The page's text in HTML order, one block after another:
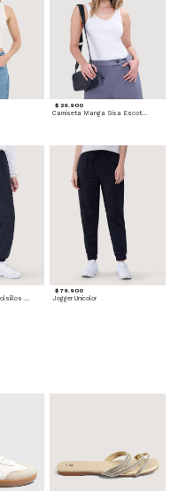
$ 29.900
Pantalón Jogger con Bolsillos Cargo
$ 79.900
Jogger Unicolor